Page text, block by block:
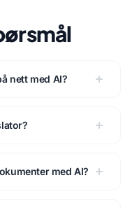
nett med AI?
med AI?